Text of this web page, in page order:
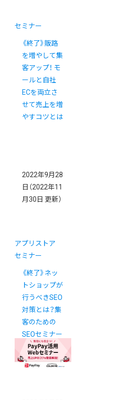
セミナー
《終了》販路
を増やして集
客アップ！ モ
ールと自社
ECを両立さ
せて売上を増
やすコツとは
2022年9月28
日 （2022年11
月30日 更新）
アプリストア
セミナー
《終了》ネッ
トショップが
行うべきSEO
対策とは？集
客のための
SEOセミナー
開催決定！